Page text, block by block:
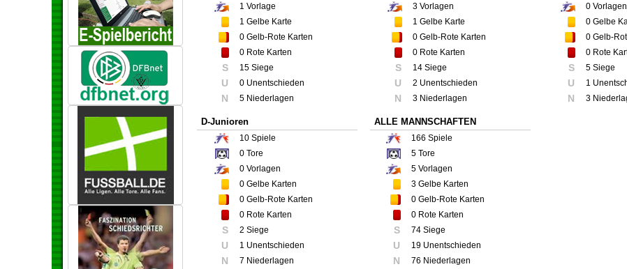
1 Vorlage
1 Gelbe Karte
0 Gelb-Rote Karten
0 Rote Karten
S 15 Siege
U 0 Unentschieden
N 5 Niederlagen
3 Vorlagen
1 Gelbe Karte
0 Gelb-Rote Karten
0 Rote Karten
S 14 Siege
U 2 Unentschieden
N 3 Niederlagen
0 Vorlagen
0 Gelbe
0 Gelb-
0 Rote
S 5 Siege
U 1
N 3
D-Junioren
10 Spiele
0 Tore
0 Vorlagen
0 Gelbe Karten
0 Gelb-Rote Karten
0 Rote Karten
S 2 Siege
U 1 Unentschieden
N 7 Niederlagen
ALLE MANNSCHAFTEN
166 Spiele
5 Tore
5 Vorlagen
3 Gelbe Karten
0 Gelb-Rote Karten
0 Rote Karten
S 74 Siege
U 19 Unentschieden
N 76 Niederlagen